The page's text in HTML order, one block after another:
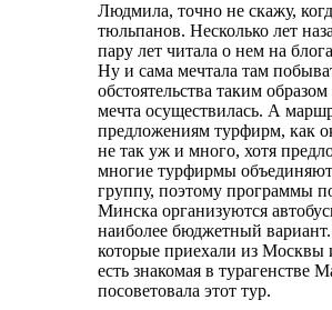
Людмила, точно не скажу,
тюльпанов. Несколько лет
пару лет читала о нем на
Ну и сама мечтала там
обстоятельства таким
мечта осуществилась. А
предложениям турфирм, как
не так уж и много, хотя
многие турфирмы
группу, поэтому программы
Минска организуются
наиболее бюджетный
которые приехали из
есть знакомая в турагенстве
посоветовала этот тур.